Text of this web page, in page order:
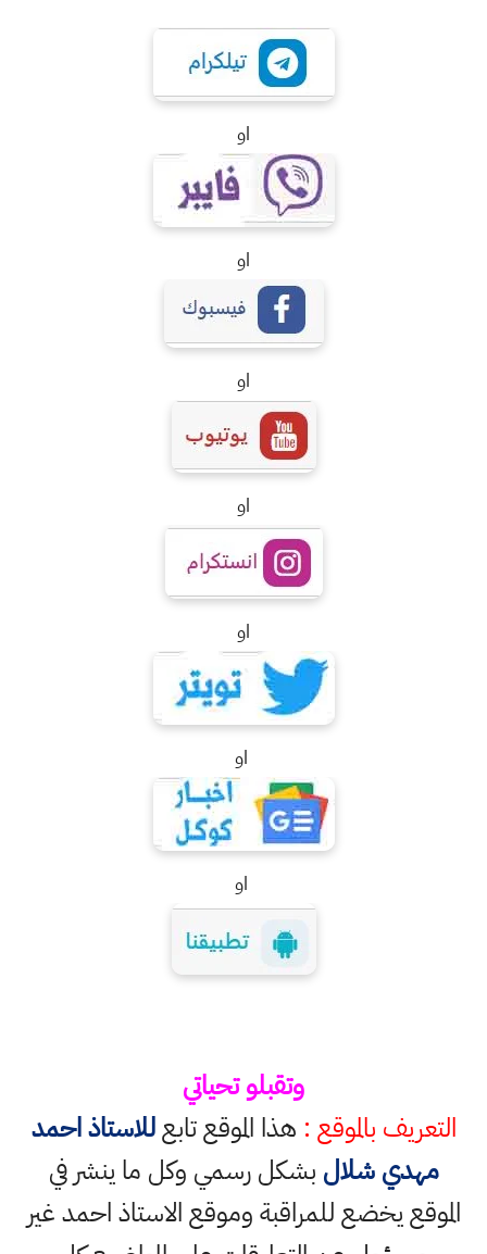
او
او
او
او
او
او
او
وتقبلو تحياتي
التعريف بالموقع : هذا الموقع تابعللاستاذ احمد
مهدي شلال بشكل رسمي وكل ما ينشر في
الموقع يخضع للمراقبة وموقع الاستاذ احمد غير